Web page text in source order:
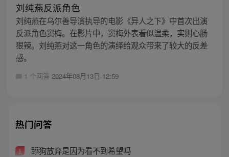
刘纯燕反派角色
刘纯燕在乌尔善导演执导的电影《异人之下》中首次出演
反派角色窦梅。在影片中，窦梅外表看似温柔，实则心肠
狠辣。刘纯燕对这一角色的演绎给观众带来了较大的反差
感。
1 个回答 2024年08月13日 12:59
热门问答
1 舔狗放弃是因为看不到希望吗